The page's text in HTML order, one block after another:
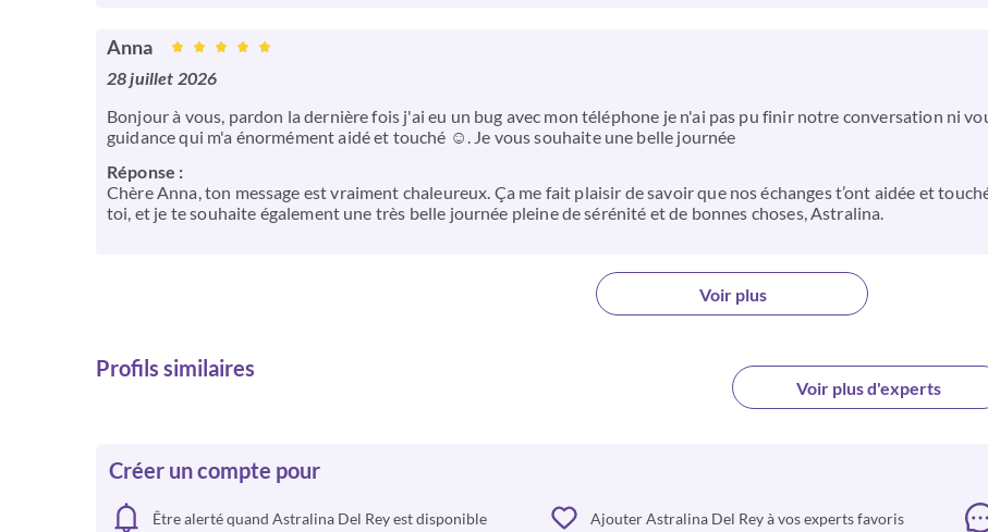
Anna
28 juillet 2026
Bonjour à vous, pardon la dernière fois j'ai eu un bug avec mon téléphone je n'ai pas pu finir notre conversation ni
guidance qui m'a énormément aidé et touché ☺️. Je vous souhaite une belle journée
Réponse :
Chère Anna, ton message est vraiment chaleureux. Ça me fait plaisir de savoir que nos échanges t’ont aidée et
toi, et je te souhaite également une très belle journée pleine de sérénité et de bonnes choses, Astralina.
Voir plus
Profils similaires
Voir plus d'experts
Créer un compte pour
Être alerté quand Astralina Del Rey est disponible Ajouter Astralina Del Rey à vos experts favoris